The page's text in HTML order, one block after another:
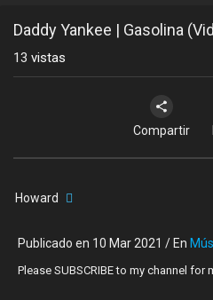
Daddy Yankee | Gasolina
13 vistas
Compartir
Howard
Publicado en 10 Mar 2021 / En
Please SUBSCRIBE to my channel for